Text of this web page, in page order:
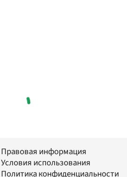
Правовая информация
Условия использования
Политика конфиденциальности